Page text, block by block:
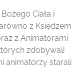
Ciała i
z Księdzem
z Animatorami
zdobywali
animatorzy starali